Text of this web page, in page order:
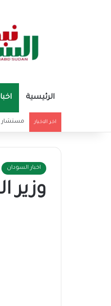
الرئيسية
اخر الاخبار مستشار
اخبار السودان
وزير